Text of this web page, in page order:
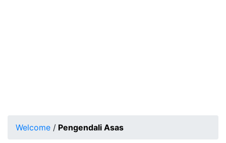
Welcome / Pengendali Asas